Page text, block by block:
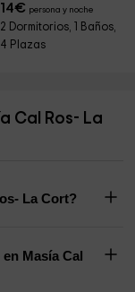
14€ persona y noche
2 Dormitorios, 1 Baños,
4 Plazas
Cal Ros- La
La Cort?
Masía Cal